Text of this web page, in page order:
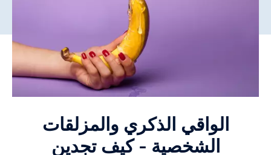
الواقي الذكري والمزلقات
الشخصية - كيف تجدين